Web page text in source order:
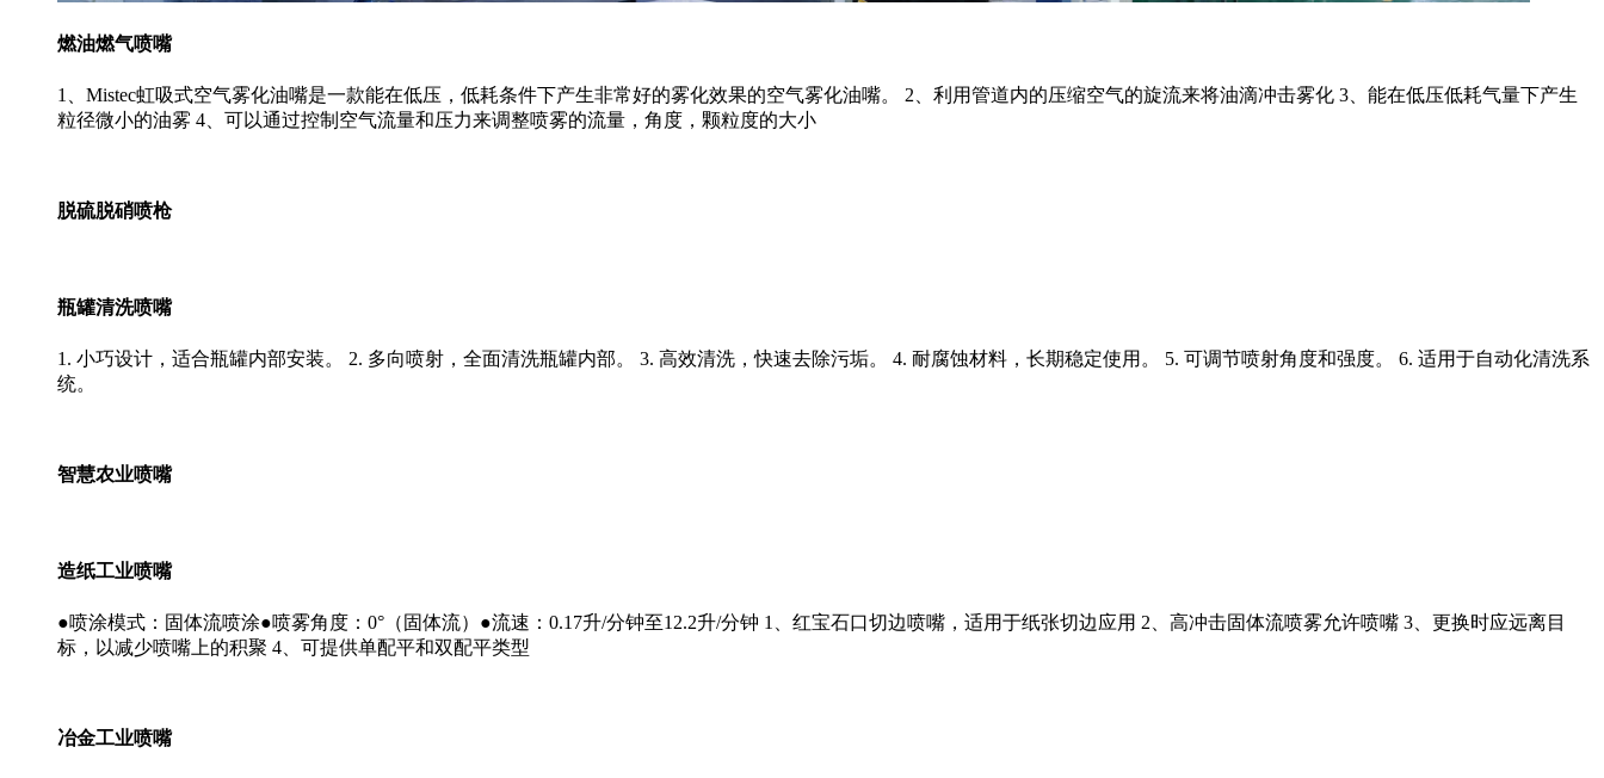
燃油燃气喷嘴
1、Mistec虹吸式空气雾化油嘴是一款能在低压，低耗条件下产生非常好的雾化效果的空气雾化油嘴。 2、利用管道内的压缩空气的旋流来将油滴冲击雾化 3、能在低压低耗气量下产生
粒径微小的油雾 4、可以通过控制空气流量和压力来调整喷雾的流量，角度，颗粒度的大小
脱硫脱硝喷枪
瓶罐清洗喷嘴
1. 小巧设计，适合瓶罐内部安装。 2. 多向喷射，全面清洗瓶罐内部。 3. 高效清洗，快速去除污垢。 4. 耐腐蚀材料，长期稳定使用。 5. 可调节喷射角度和强度。 6. 适用于自动化清洗系
统。
智慧农业喷嘴
造纸工业喷嘴
●喷涂模式：固体流喷涂●喷雾角度：0°（固体流）●流速：0.17升/分钟至12.2升/分钟 1、红宝石口切边喷嘴，适用于纸张切边应用 2、高冲击固体流喷雾允许喷嘴 3、更换时应远离目
标，以减少喷嘴上的积聚 4、可提供单配平和双配平类型
冶金工业喷嘴